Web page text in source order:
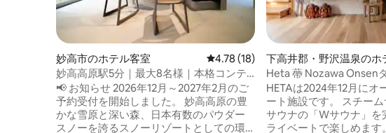
妙高市のホテル客室 レビュー18件、5つ星中4.78つ星の平
4.78 (18)
妙高高原駅5分｜最大8名様｜本格コンテ
ナ薪サウナ付・極上リトリート｜波動
📢 お知らせ 2026年12月～2027年2月のご
予約受付を開始しました。 妙高高原の豊
かな雪原と深い森、日本有数のパウダー
スノーを誇るスノーリゾートとしての環
下高井郡・野沢温泉のホ
Heta 蔕 Nozawa Onsen
HETAは2024年12月にオ
ート施設です。 スチームサウナとドライ
サウナの「Wサウナ」を
ライベートで楽しめます